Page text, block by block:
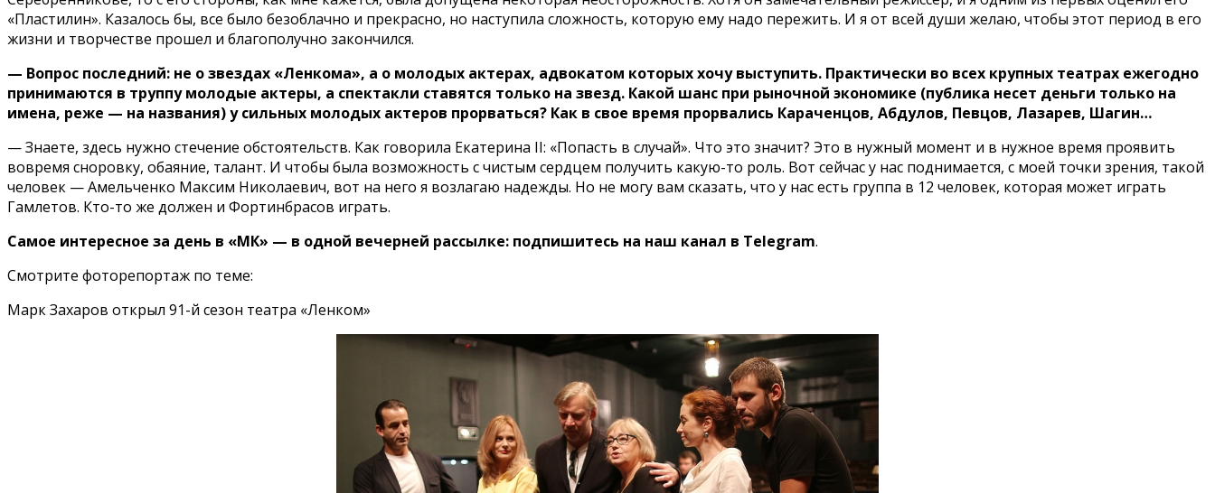
«Пластилин». Казалось бы, все было безоблачно и прекрасно, но наступила сложность, которую ему надо пережить. И я от всей души желаю, чтобы этот период в его
жизни и творчестве прошел и благополучно закончился.
— Вопрос последний: не о звездах «Ленкома», а о молодых актерах, адвокатом которых хочу выступить. Практически во всех крупных театрах ежегодно
принимаются в труппу молодые актеры, а спектакли ставятся только на звезд. Какой шанс при рыночной экономике (публика несет деньги только на
имена, реже — на названия) у сильных молодых актеров прорваться? Как в свое время прорвались Караченцов, Абдулов, Певцов, Лазарев, Шагин…
— Знаете, здесь нужно стечение обстоятельств. Как говорила Екатерина II: «Попасть в случай». Что это значит? Это в нужный момент и в нужное время проявить
вовремя сноровку, обаяние, талант. И чтобы была возможность с чистым сердцем получить какую-то роль. Вот сейчас у нас поднимается, с моей точки зрения, такой
человек — Амельченко Максим Николаевич, вот на него я возлагаю надежды. Но не могу вам сказать, что у нас есть группа в 12 человек, которая может играть
Гамлетов. Кто-то же должен и Фортинбрасов играть.
Самое интересное за день в «МК» — в одной вечерней рассылке: подпишитесь на наш канал в Telegram.
Смотрите фоторепортаж по теме:
Марк Захаров открыл 91-й сезон театра «Ленком»